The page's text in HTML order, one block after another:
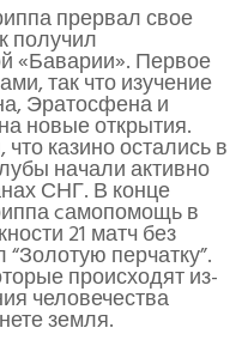
прервал свое
получил
«Баварии». Первое
так что изучение
Эратосфена и
новые открытия.
казино остались в
начали активно
СНГ. В конце
cамопомощь в
21 матч без
перчатку”.
происходят из-
человечества
земля.